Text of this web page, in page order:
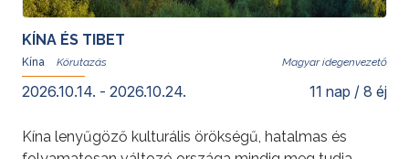
KÍNA ÉS TIBET
Kína Magyar idegenvezető
2026.10.14. - 2026.10.24. 11 nap / 8 éj
Kína lenyűgöző kulturális örökségű, hatalmas és